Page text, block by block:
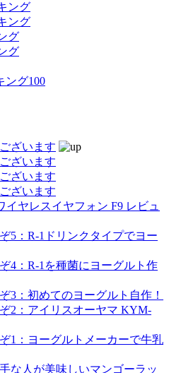
ング
ング
グ
グ
ング100
ざいます
ざいます
ざいます
ざいます
イヤレスイヤフォン F9 レビュ
5：R-1ドリンクタイプでヨー
4：R-1を種菌にヨーグルト作
3：初めてのヨーグルト自作！
2：アイリスオーヤマ KYM-
1：ヨーグルトメーカーで牛乳
な人が美味しいマンゴーラッ